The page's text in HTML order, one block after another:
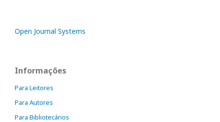
Open Journal Systems
Informações
Para Leitores
Para Autores
Para Bibliotecários